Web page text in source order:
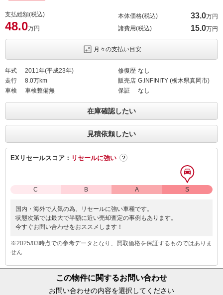
支払総額(税込)
48.0万円
本体価格(税込) 33.0万円
諸費用(税込)
15.0万円
月々の支払い目安
年式
2011年(平成23年)
走行
8.0万km
車検
車検整備無
修復歴 なし
販売店 G.INFINITY (栃木県真岡市)
保証
なし
在庫確認したい
見積依頼したい
EXリセールスコア： リセールに強い ?
C B A S
国内・海外で人気の為、リセールに強い車種です。
状態次第では最大で半額に近い売却査定の事例もあります。
今すぐお問い合わせをおススメします！
※2025/03時点での参考データとなり、買取価格を保証するものではありま
せん
この物件に関するお問い合わせ
お問い合わせの内容を選択してください